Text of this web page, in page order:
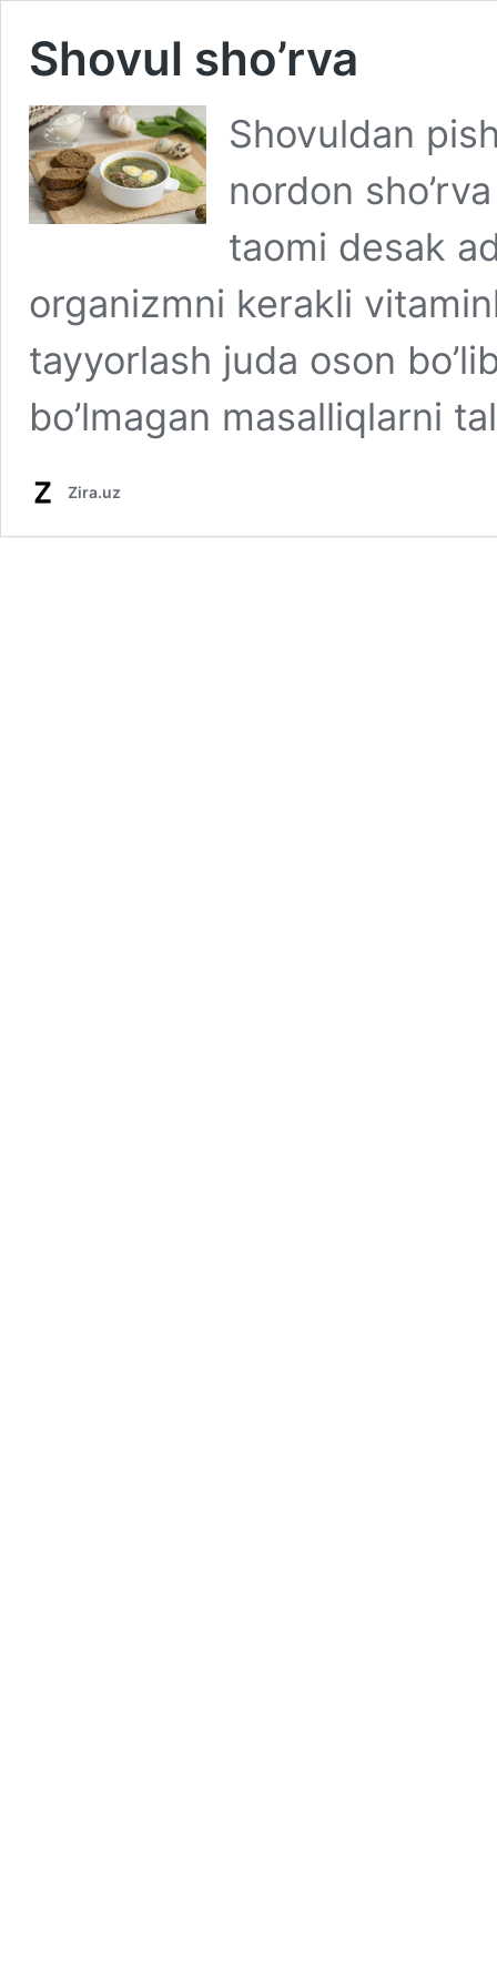
Shovul sho’rva
Shovuldan
nordon
taomi desak
organizmni kerakli
tayyorlash juda oson
bo’lmagan masalliqlarni
Zira.uz